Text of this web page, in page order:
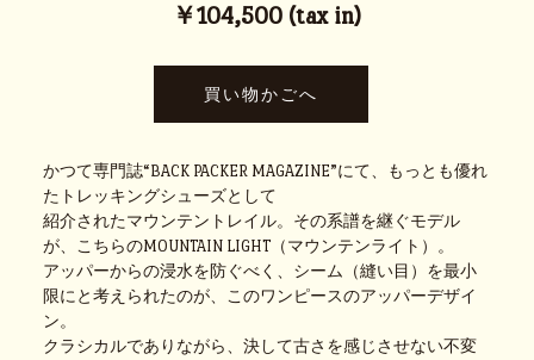
￥104,500 (tax in)
かつて専門誌“BACK PACKER MAGAZINE”にて、もっとも優れ
たトレッキングシューズとして
紹介されたマウンテントレイル。その系譜を継ぐモデル
が、こちらのMOUNTAIN LIGHT（マウンテンライト）。
アッパーからの浸水を防ぐべく、シーム（縫い目）を最小
限にと考えられたのが、このワンピースのアッパーデザイ
ン。
クラシカルでありながら、決して古さを感じさせない不変